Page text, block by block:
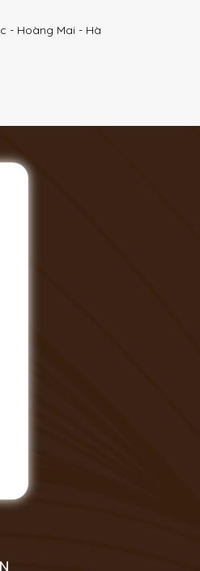
- Hoàng Mai - Hà